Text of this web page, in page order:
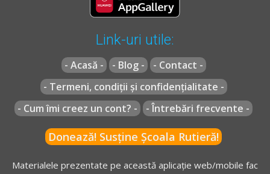
Link-uri utile:
- Acasă - - Blog -
- Contact -
- Termeni, condiții și confidențialitate -
- Cum îmi creez un cont? -
- Întrebări frecvente -
Donează! Susține Școala Rutieră!
Materialele prezentate pe această aplicație web/mobile fac